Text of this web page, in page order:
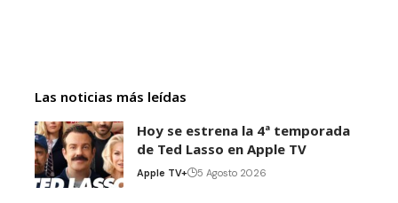
Las noticias más leídas
Hoy se estrena la 4ª temporada
de Ted Lasso en Apple TV
Apple TV+ 5 Agosto 2026